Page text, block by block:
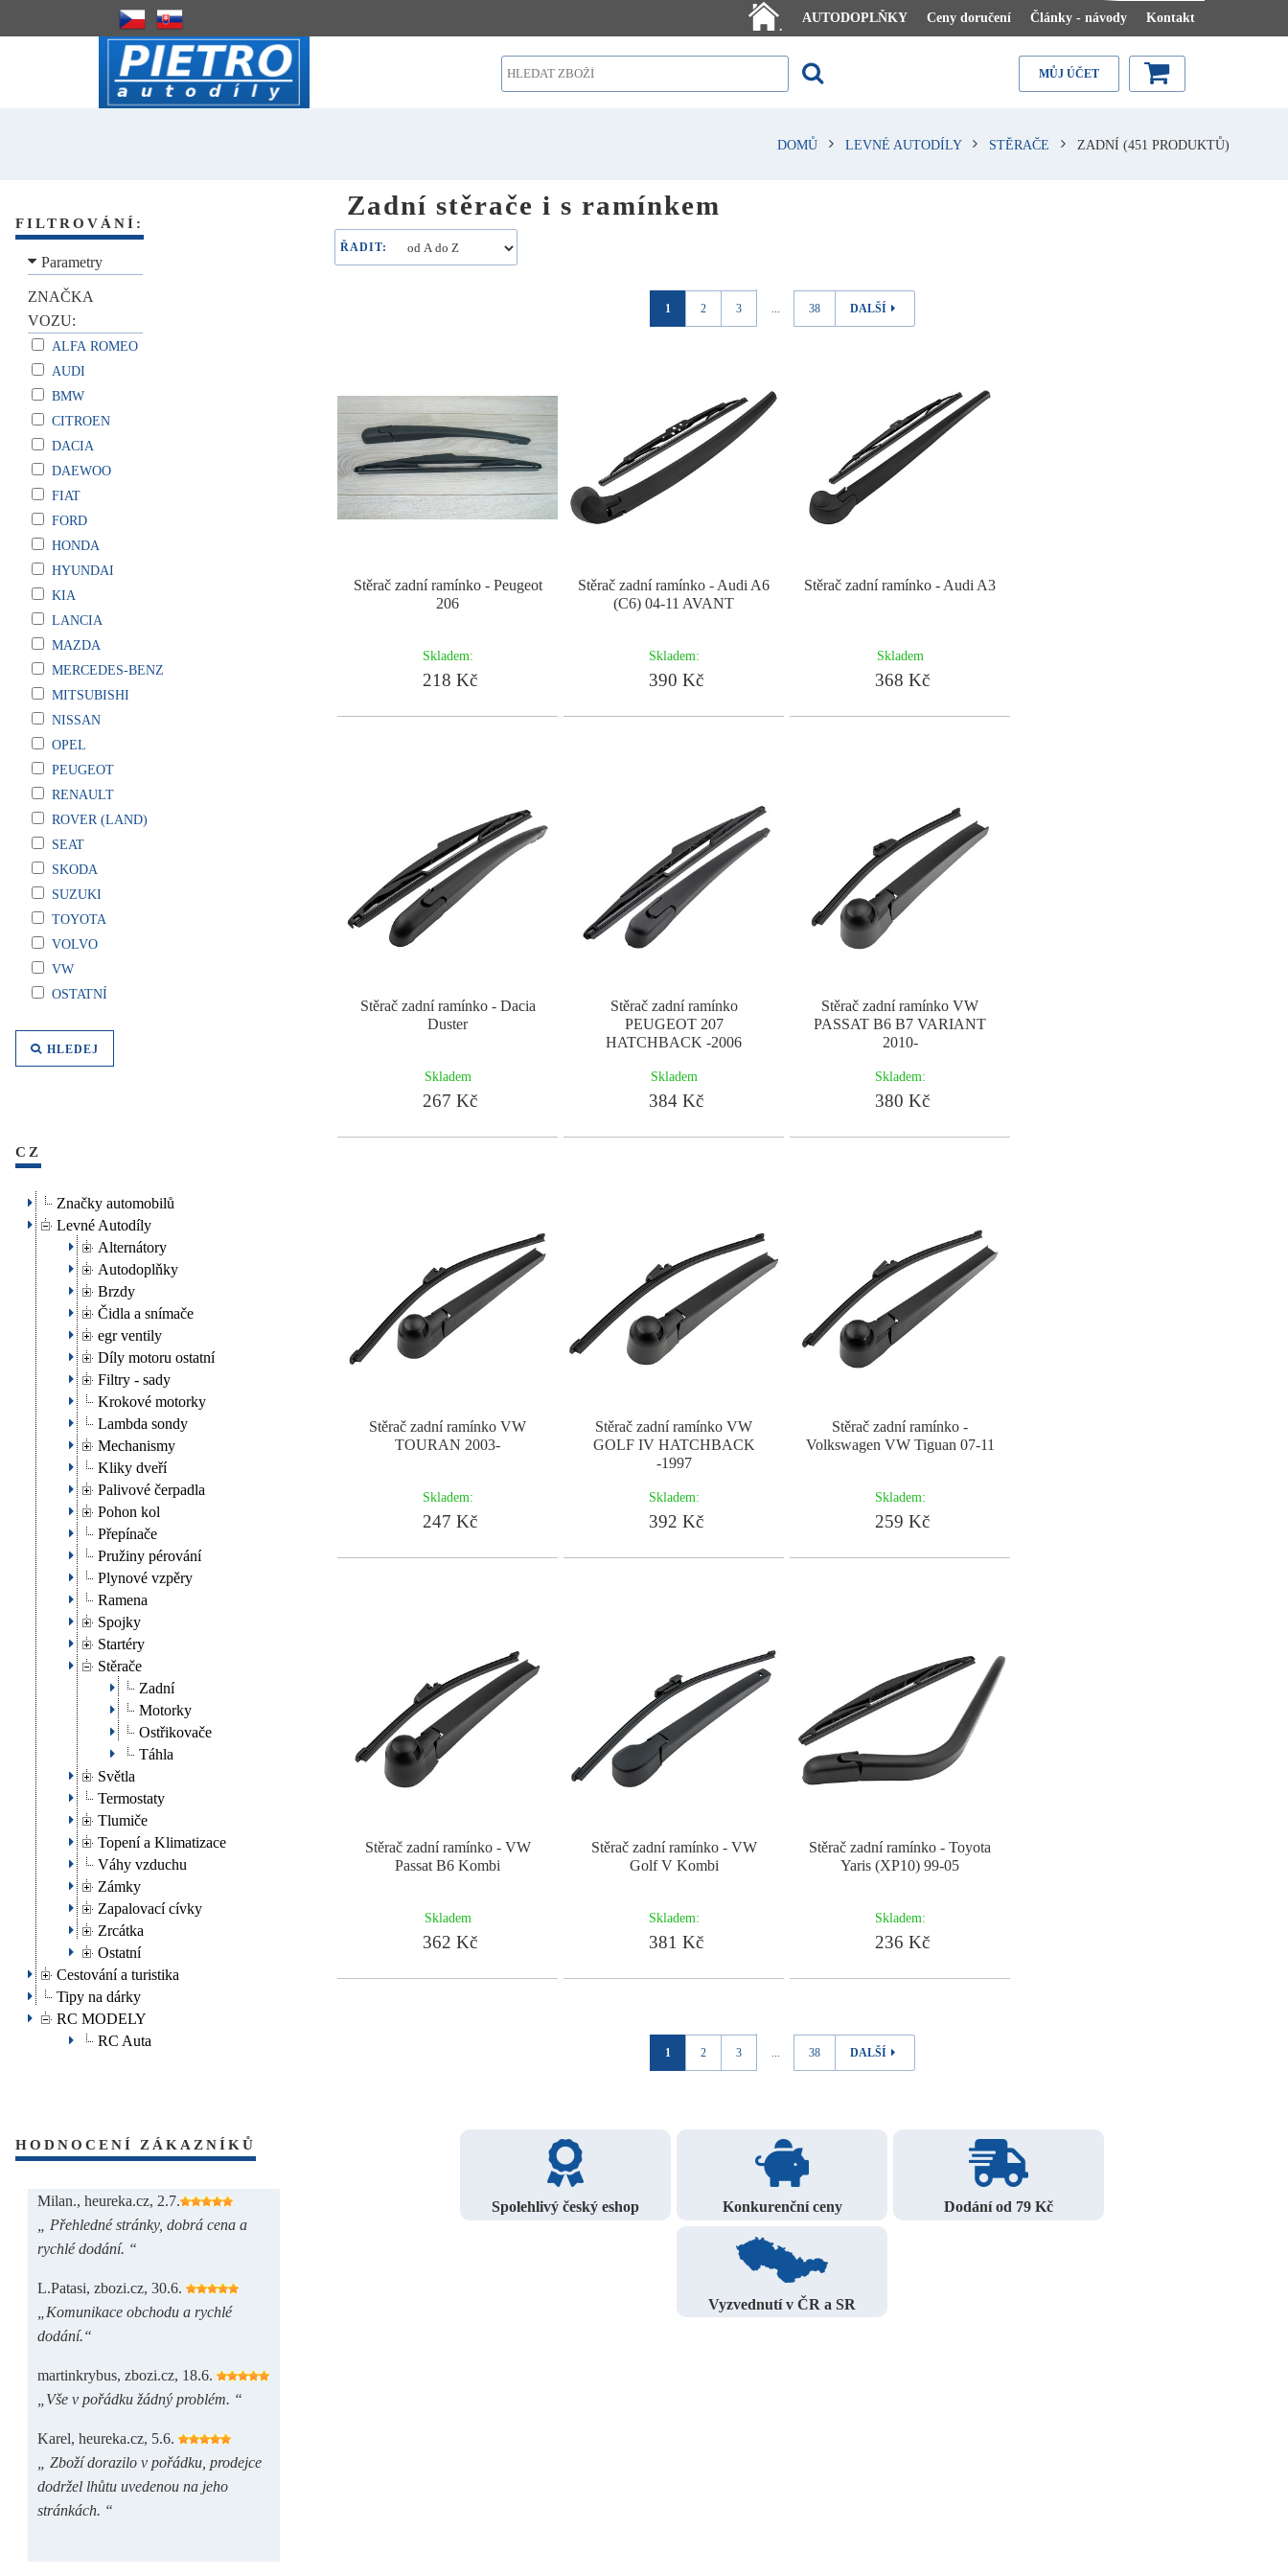
.
AUTODOPLŇKY Ceny doručení Články - návody Kontakt
MŮJ ÚČET
FILTROVÁNÍ:
Parametry
ZNAČKA
VOZU:
ALFA ROMEO
AUDI
BMW
CITROEN
DACIA
DAEWOO
FIAT
FORD
HONDA
HYUNDAI
KIA
LANCIA
MAZDA
MERCEDES-BENZ
MITSUBISHI
NISSAN
OPEL
PEUGEOT
RENAULT
ROVER (LAND)
SEAT
SKODA
SUZUKI
TOYOTA
VOLVO
VW
OSTATNÍ
HLEDEJ
CZ
Značky automobilů
Levné Autodíly
Alternátory
Autodoplňky
Brzdy
Čidla a snímače
egr ventily
Díly motoru ostatní
Filtry - sady
Krokové motorky
Lambda sondy
Mechanismy
Kliky dveří
Palivové čerpadla
Pohon kol
Přepínače
Pružiny pérování
Plynové vzpěry
Ramena
Spojky
Startéry
Stěrače
Zadní
Motorky
Ostřikovače
Táhla
Světla
Termostaty
Tlumiče
Topení a Klimatizace
Váhy vzduchu
Zámky
Zapalovací cívky
Zrcátka
Ostatní
Cestování a turistika
Tipy na dárky
RC MODELY
RC Auta
HODNOCENÍ ZÁKAZNÍKŮ
Milan., heureka.cz, 2.7.
„ Přehledné stránky, dobrá cena a
rychlé dodání. “
L.Patasi, zbozi.cz, 30.6.
„Komunikace obchodu a rychlé
dodání.“
martinkrybus, zbozi.cz, 18.6.
„Vše v pořádku žádný problém. “
Karel, heureka.cz, 5.6.
„ Zboží dorazilo v pořádku, prodejce
dodržel lhůtu uvedenou na jeho
stránkách. “
DOMŮ LEVNÉ AUTODÍLY STĚRAČE ZADNÍ (451 PRODUKTŮ)
Zadní stěrače i s ramínkem
ŘADIT:
1 2 3 ... 38 DALŠÍ
Stěrač zadní ramínko - Peugeot
206
Skladem:
218 Kč
Stěrač zadní ramínko - Audi A6
(C6) 04-11 AVANT
Skladem:
390 Kč
Stěrač zadní ramínko - Audi A3
Skladem
368 Kč
Stěrač zadní ramínko - Dacia
Duster
Skladem
267 Kč
Stěrač zadní ramínko
PEUGEOT 207
HATCHBACK -2006
Skladem
384 Kč
Stěrač zadní ramínko VW
PASSAT B6 B7 VARIANT
2010-
Skladem:
380 Kč
Stěrač zadní ramínko VW
TOURAN 2003-
Skladem:
247 Kč
Stěrač zadní ramínko VW
GOLF IV HATCHBACK
-1997
Skladem:
392 Kč
Stěrač zadní ramínko -
Volkswagen VW Tiguan 07-11
Skladem:
259 Kč
Stěrač zadní ramínko - VW
Passat B6 Kombi
Skladem
362 Kč
Stěrač zadní ramínko - VW
Golf V Kombi
Skladem:
381 Kč
Stěrač zadní ramínko - Toyota
Yaris (XP10) 99-05
Skladem:
236 Kč
1 2 3 ... 38 DALŠÍ
Spolehlivý český eshop Konkurenční ceny Dodání od 79 Kč
Vyzvednutí v ČR a SR